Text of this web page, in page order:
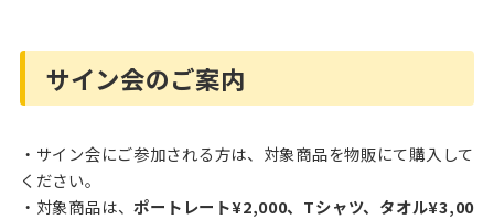
サイン会のご案内
・サイン会にご参加される方は、対象商品を物販にて購入して
ください。
・対象商品は、ポートレート¥2,000、Tシャツ、タオル¥3,00